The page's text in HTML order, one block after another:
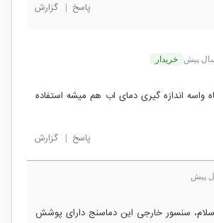
پاسخ | گزارش
خریدار
واسه اندازه گیری دمای اب هم میشه استفاده
پاسخ | گزارش
سلام، سنسور خارجی این دماسنج دارای پوشش